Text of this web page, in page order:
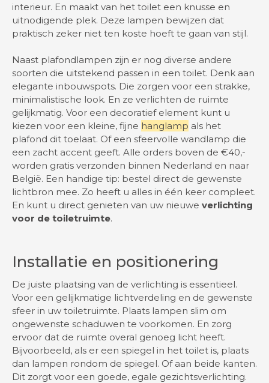
interieur. En maakt van het toilet een knusse en
uitnodigende plek. Deze lampen bewijzen dat
praktisch zeker niet ten koste hoeft te gaan van stijl.
Naast plafondlampen zijn er nog diverse andere
soorten die uitstekend passen in een toilet. Denk aan
elegante inbouwspots. Die zorgen voor een strakke,
minimalistische look. En ze verlichten de ruimte
gelijkmatig. Voor een decoratief element kunt u
kiezen voor een kleine, fijne hanglamp als het
plafond dit toelaat. Of een sfeervolle wandlamp die
een zacht accent geeft. Alle orders boven de €40,-
worden gratis verzonden binnen Nederland en naar
België. Een handige tip: bestel direct de gewenste
lichtbron mee. Zo heeft u alles in één keer compleet.
En kunt u direct genieten van uw nieuwe verlichting
voor de toiletruimte.
Installatie en positionering
De juiste plaatsing van de verlichting is essentieel.
Voor een gelijkmatige lichtverdeling en de gewenste
sfeer in uw toiletruimte. Plaats lampen slim om
ongewenste schaduwen te voorkomen. En zorg
ervoor dat de ruimte overal genoeg licht heeft.
Bijvoorbeeld, als er een spiegel in het toilet is, plaats
dan lampen rondom de spiegel. Of aan beide kanten.
Dit zorgt voor een goede, egale gezichtsverlichting.